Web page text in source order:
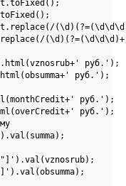
руб.');
руб.');
руб.');
руб.');